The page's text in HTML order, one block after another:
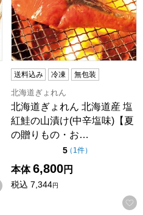
お気に入りに登録する
送料込み 冷凍 無包装
北海道ぎょれん
北海道ぎょれん 北海道産 塩
紅鮭の山漬け(中辛塩味)【夏
の贈りもの・お…
5点（5点満点中）
（ 1件の評価
）
本体 6,800円
税込 7,344円